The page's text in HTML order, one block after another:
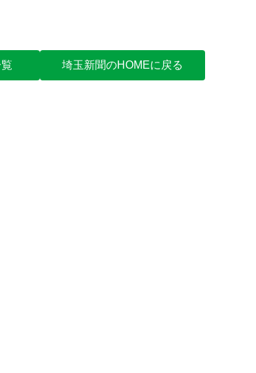
埼玉新聞のHOMEに戻る